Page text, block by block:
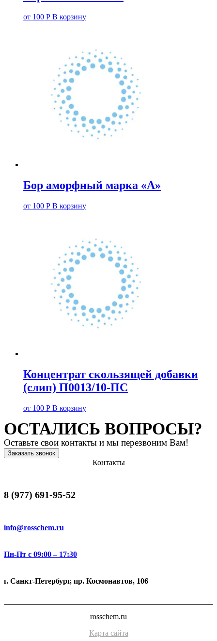
от 100 Р В корзину
Бор аморфный марка «А»
от 100 Р В корзину
Концентрат скользящей добавки
(слип) П0013/10-ПС
от 100 Р В корзину
ОСТАЛИСЬ ВОПРОСЫ?
Оставьте свои контакты и мы перезвоним Вам!
Заказать звонок
Контакты
8 (977) 691-95-52
info@rosschem.ru
Пн-Пт с 09:00 – 17:30
г. Санкт-Петербург, пр. Космонавтов, 106
rosschem.ru
Карта сайта